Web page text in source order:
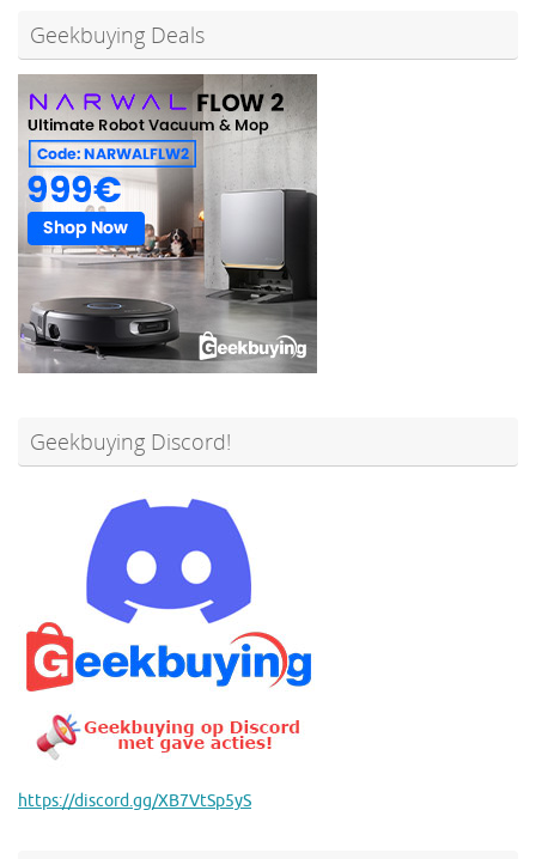
Geekbuying Deals
Geekbuying Discord!
https://discord.gg/XB7VtSp5yS